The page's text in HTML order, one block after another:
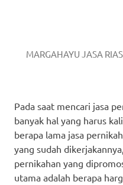
MARGAHAYU JASA
Pada saat mencari jasa
banyak hal yang harus
berapa lama jasa
yang sudah
pernikahan yang
utama adalah berapa